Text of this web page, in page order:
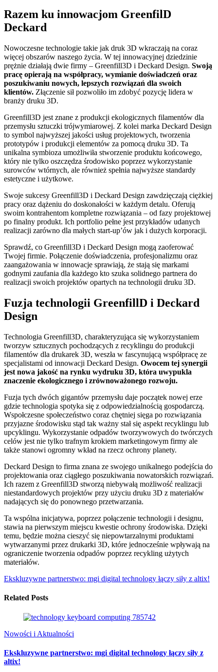
Razem ku innowacjom GreenfilD
Deckard
Nowoczesne technologie takie jak druk 3D wkraczają na coraz
więcej obszarów naszego życia. W tej innowacyjnej dziedzinie
prężnie działają dwie firmy – Greenfill3D i Deckard Design. Swoją
pracę opierają na współpracy, wymianie doświadczeń oraz
poszukiwaniu nowych, lepszych rozwiązań dla swoich
klientów. Złączenie sił pozwoliło im zdobyć pozycję lidera w
branży druku 3D.
Greenfill3D jest znane z produkcji ekologicznych filamentów dla
przemysłu sztuczki trójwymiarowej. Z kolei marka Deckard Design
to symbol najwyższej jakości usług projektowych, tworzenia
prototypów i produkcji elementów za pomocą druku 3D. Ta
unikalna symbioza umożliwiła stworzenie produktu końcowego,
który nie tylko oszczędza środowisko poprzez wykorzystanie
surowców wtórnych, ale również spełnia najwyższe standardy
estetyczne i użytkowe.
Swoje sukcesy Greenfill3D i Deckard Design zawdzięczają ciężkiej
pracy oraz dążeniu do doskonałości w każdym detalu. Oferują
swoim kontrahentom kompletne rozwiązania – od fazy projektowej
po finalny produkt. Ich portfolio pełne jest przykładów udanych
realizacji zarówno dla małych start-up’ów jak i dużych korporacji.
Sprawdź, co Greenfill3D i Deckard Design mogą zaoferować
Twojej firmie. Połączenie doświadczenia, profesjonalizmu oraz
zaangażowania w innowacje sprawiają, że stają się markami
godnymi zaufania dla każdego kto szuka solidnego partnera do
realizacji swoich projektów opartych na technologii druku 3D.
Fuzja technologii GreenfillD i Deckard
Design
Technologia Greenfill3D, charakteryzująca się wykorzystaniem
tworzyw sztucznych pochodzących z recyklingu do produkcji
filamentów dla drukarek 3D, weszła w fascynującą współpracę ze
specjalistami od innowacji Deckard Design. Owocem tej synergii
jest nowa jakość na rynku wydruku 3D, która uwypukla
znaczenie ekologicznego i zrównoważonego rozwoju.
Fuzja tych dwóch gigantów przemysłu daje początek nowej erze
gdzie technologia spotyka się z odpowiedzialnością gospodarczą.
Wspołczesne społeczeństwo coraz chętniej sięga po rozwiązania
przyjazne środowisku stąd tak ważny stał się aspekt recyklingu lub
upcyklingu. Wykorzystanie odpadów tworzywowych do twórczych
celów jest nie tylko trafnym krokiem marketingowym firmy ale
także stanowi ogromny wkład na rzecz ochrony planety.
Deckard Design to firma znana ze swojego unikalnego podejścia do
projektowania oraz ciągłego poszukiwania nowatorskich rozwiązań.
Ich razem z Greenfill3D stworzą niebywałą możliwość realizacji
niestandardowych projektów przy użyciu druku 3D z materiałów
nadających się do ponownego przetwarzania.
Ta wspólna inicjatywa, poprzez połączenie technologii i designu,
stawia na pierwszym miejscu kwestie ochrony środowiska. Dzięki
temu, będzie można cieszyć się niepowtarzalnymi produktami
wytwarzanymi przez drukarki 3D, które jednocześnie wpływają na
ograniczenie tworzenia odpadów poprzez recykling użytych
materiałów.
Ekskluzywne partnerstwo: mgi digital technology łączy siły z altix!
Related Posts
Nowości i Aktualności
Ekskluzywne partnerstwo: mgi digital technology łączy siły z
altix!